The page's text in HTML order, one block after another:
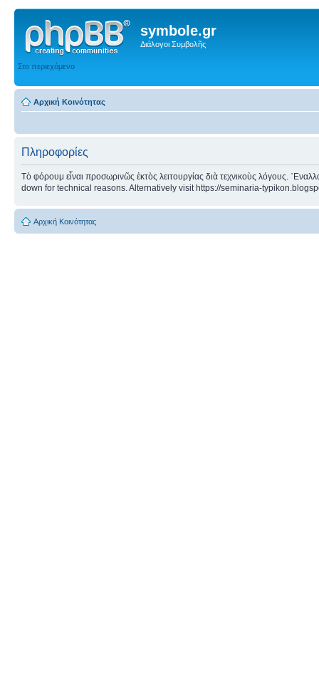
symbole.gr
Διάλογοι Συμβολῆς
Στο περιεχόμενο
Αρχική Κοινότητας
Πληροφορίες
Τὸ φόρουμ εἶναι προσωρινῶς ἐκτὸς λειτουργίας διὰ τεχνικοὺς λόγους.
down for technical reasons. Alternatively visit https://seminaria-
Αρχική Κοινότητας